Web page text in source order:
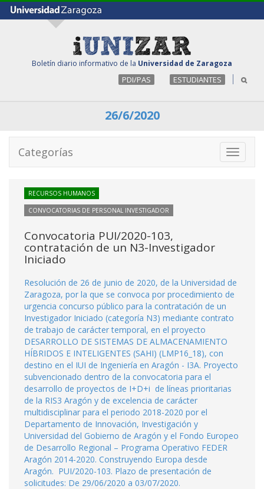
Boletín diario informativo de la Universidad de Zaragoza
PDI/PAS ESTUDIANTES
26/6/2020
Toggle
Categorías
RECURSOS HUMANOS
CONVOCATORIAS DE PERSONAL INVESTIGADOR
Convocatoria PUI/2020-103,
contratación de un N3-Investigador
Iniciado
Resolución de 26 de junio de 2020, de la Universidad de
Zaragoza, por la que se convoca por procedimiento de
urgencia concurso público para la contratación de un
Investigador Iniciado (categoría N3) mediante contrato
de trabajo de carácter temporal, en el proyecto
DESARROLLO DE SISTEMAS DE ALMACENAMIENTO
HÍBRIDOS E INTELIGENTES (SAHI) (LMP16_18), con
destino en el IUI de Ingeniería en Aragón - I3A. Proyecto
subvencionado dentro de la convocatoria para el
desarrollo de proyectos de I+D+i de líneas prioritarias
de la RIS3 Aragón y de excelencia de carácter
multidisciplinar para el periodo 2018-2020 por el
Departamento de Innovación, Investigación y
Universidad del Gobierno de Aragón y el Fondo Europeo
de Desarrollo Regional – Programa Operativo FEDER
Aragón 2014-2020. Construyendo Europa desde
Aragón. PUI/2020-103. Plazo de presentación de
solicitudes: De 29/06/2020 a 03/07/2020.